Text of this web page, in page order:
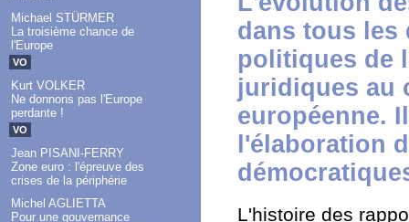
Michael STÜRMER
La troisième chance de
l'Europe
VO
Kurt VOLKER
Ne donnons pas l'Europe
perdante !
VO
Jean PISANI-FERRY
Zone euro : l'épreuve des
crises de la périphérie
Michel AGLIETTA
Pour une gouvernance
dans tous les
politiques de
juridiques au
européenne.
l'élaboration
L'histoire des